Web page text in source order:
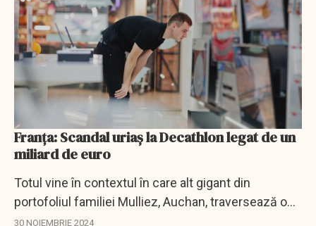
Franța: Scandal uriaș la Decathlon legat de un
miliard de euro
Totul vine în contextul în care alt gigant din
portofoliul familiei Mulliez, Auchan, traversează o
criză acută, cu mii de locuri de muncă amenințate.
30 NOIEMBRIE 2024